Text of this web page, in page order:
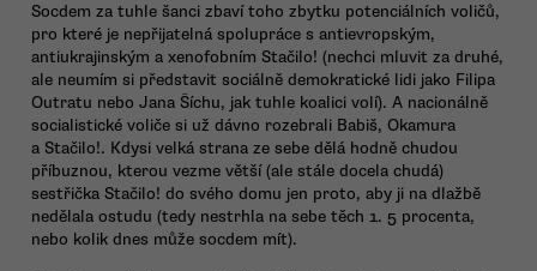
Socdem za tuhle šanci zbaví toho zbytku potenciálních voličů,
pro které je nepřijatelná spolupráce s antievropským,
antiukrajinským a xenofobním Stačilo! (nechci mluvit za druhé,
ale neumím si představit sociálně demokratické lidi jako Filipa
Outratu nebo Jana Šíchu, jak tuhle koalici volí). A nacionálně
socialistické voliče si už dávno rozebrali Babiš, Okamura
a Stačilo!. Kdysi velká strana ze sebe dělá hodně chudou
příbuznou, kterou vezme větší (ale stále docela chudá)
sestřička Stačilo! do svého domu jen proto, aby ji na dlažbě
nedělala ostudu (tedy nestrhla na sebe těch 1. 5 procenta,
nebo kolik dnes může socdem mít).